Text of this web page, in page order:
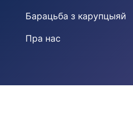
Барацьба з карупцыяй
Пра нас